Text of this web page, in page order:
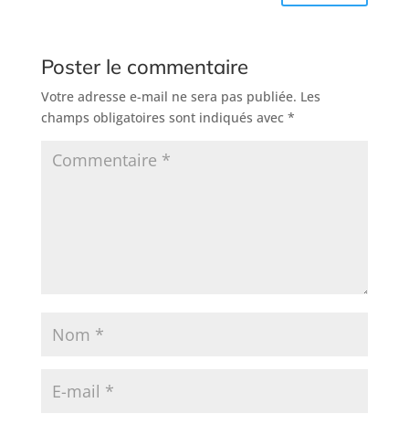
Poster le commentaire
Votre adresse e-mail ne sera pas publiée. Les
champs obligatoires sont indiqués avec *